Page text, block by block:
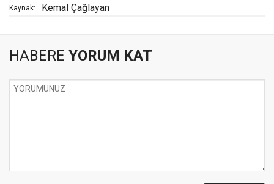
Kaynak: Kemal Çağlayan
HABERE YORUM KAT